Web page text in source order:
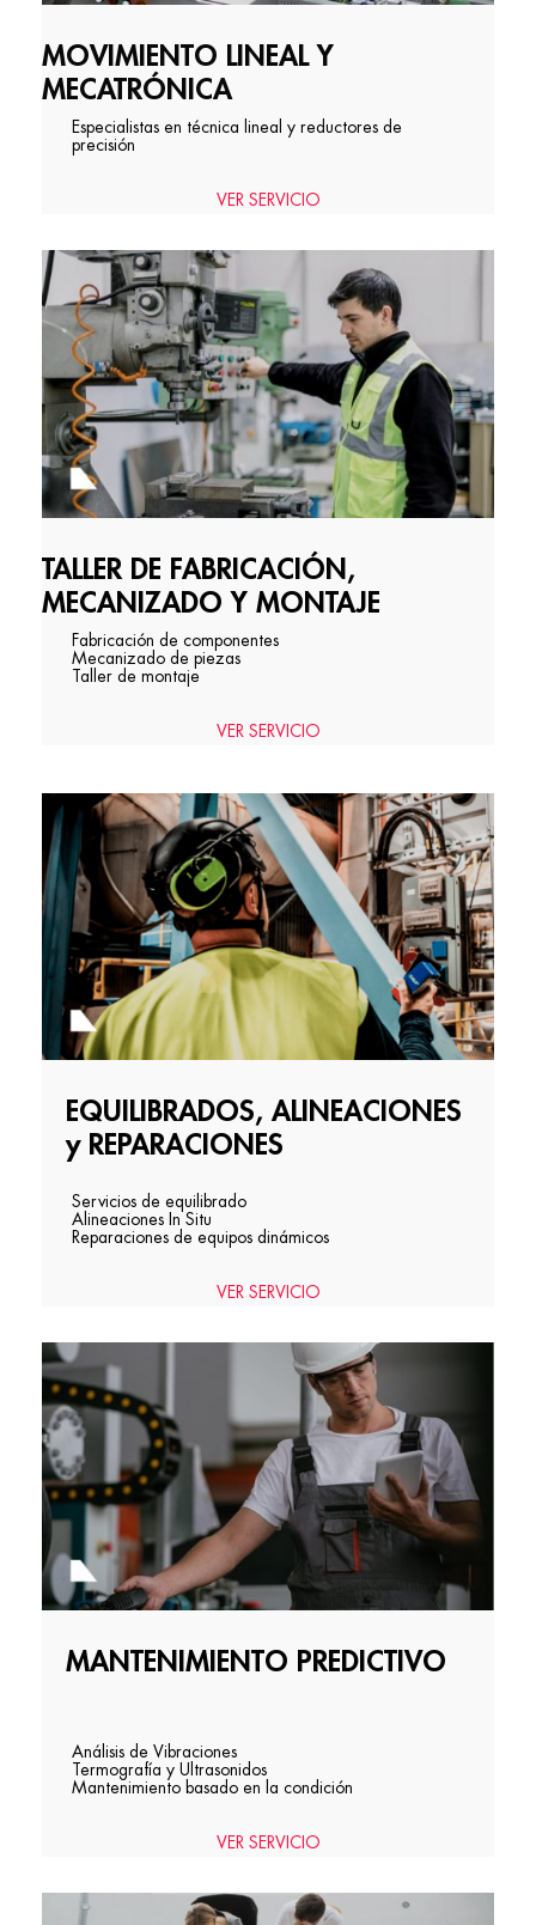
MOVIMIENTO LINEAL Y
MECATRÓNICA
Especialistas en técnica lineal y reductores de
precisión
VER SERVICIO
TALLER DE FABRICACIÓN,
MECANIZADO Y MONTAJE
Fabricación de componentes
Mecanizado de piezas
Taller de montaje
VER SERVICIO
EQUILIBRADOS, ALINEACIONES
y REPARACIONES
Servicios de equilibrado
Alineaciones In Situ
Reparaciones de equipos dinámicos
VER SERVICIO
MANTENIMIENTO PREDICTIVO
Análisis de Vibraciones
Termografía y Ultrasonidos
Mantenimiento basado en la condición
VER SERVICIO